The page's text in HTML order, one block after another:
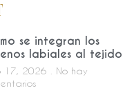
se integran los
labiales al tejido
17, 2026
No hay